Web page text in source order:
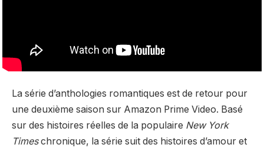
La série d’anthologies romantiques est de retour pour
une deuxième saison sur Amazon Prime Video. Basé
sur des histoires réelles de la populaire New York
Timeschronique, la série suit des histoires d’amour et